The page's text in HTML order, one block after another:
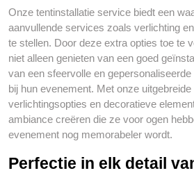
Onze tentinstallatie service biedt een
aanvullende services zoals verlichting
te stellen. Door deze extra opties toe te
niet alleen genieten van een goed
van een sfeervolle en
bij hun evenement. Met onze
verlichtingsopties en decoratieve
ambiance creëren die ze voor ogen
evenement nog memorabeler wordt.
Perfectie in elk detail